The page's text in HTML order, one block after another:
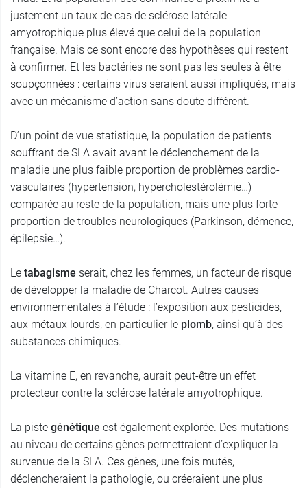
justement un taux de cas de sclérose latérale
amyotrophique plus élevé que celui de la population
française. Mais ce sont encore des hypothèses qui restent
à confirmer. Et les bactéries ne sont pas les seules à être
soupçonnées : certains virus seraient aussi impliqués, mais
avec un mécanisme d’action sans doute différent.
D’un point de vue statistique, la population de patients
souffrant de SLA avait avant le déclenchement de la
maladie une plus faible proportion de problèmes cardio-
vasculaires (hypertension, hypercholestérolémie…)
comparée au reste de la population, mais une plus forte
proportion de troubles neurologiques (Parkinson, démence,
épilepsie…).
Le tabagisme serait, chez les femmes, un facteur de risque
de développer la maladie de Charcot. Autres causes
environnementales à l’étude : l’exposition aux pesticides,
aux métaux lourds, en particulier le plomb, ainsi qu’à des
substances chimiques.
La vitamine E, en revanche, aurait peut-être un effet
protecteur contre la sclérose latérale amyotrophique.
La piste génétique est également explorée. Des mutations
au niveau de certains gènes permettraient d’expliquer la
survenue de la SLA. Ces gènes, une fois mutés,
déclencheraient la pathologie, ou créeraient une plus